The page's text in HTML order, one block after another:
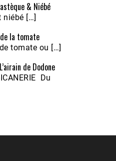
Kapia
& Niébé
niébé […]
la tomate
tomate ou […]
de Dodone
Du